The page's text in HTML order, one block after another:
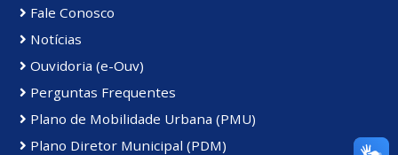
Fale Conosco
Notícias
Ouvidoria (e-Ouv)
Perguntas Frequentes
Plano de Mobilidade Urbana (PMU)
Plano Diretor Municipal (PDM)